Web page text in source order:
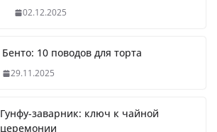
02.12.2025
Бенто: 10 поводов для торта
29.11.2025
Гунфу-заварник: ключ к чайной
церемонии